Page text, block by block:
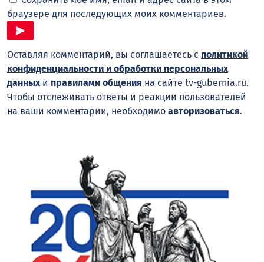
браузере для последующих моих комментариев.
Оставляя комментарий, вы соглашаетесь с политикой
конфиденциальности и обработки персональных
данныхи правилами общения на сайте tv-gubernia.ru.
Чтобы отслеживать ответы и реакции пользователей
на ваши комментарии, необходимо авторизоваться.